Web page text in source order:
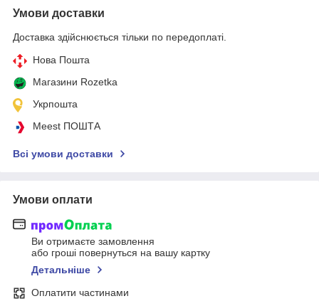
Умови доставки
Доставка здійснюється тільки по передоплаті.
Нова Пошта
Магазини Rozetka
Укрпошта
Meest ПОШТА
Всі умови доставки
Умови оплати
Ви отримаєте замовлення
або гроші повернуться на вашу картку
Детальніше
Оплатити частинами